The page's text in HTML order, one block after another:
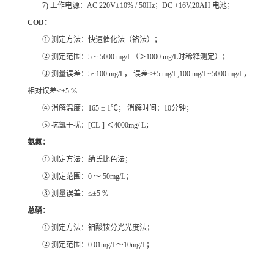
7) 工作电源：AC 220V±10% / 50Hz；DC +16V,20AH 电池；
COD：
① 测定方法：快速催化法（铬法）；
② 测定范围：5 ~ 5000 mg/L（＞1000 mg/L时稀释测定）；
③ 测量误差：5~100 mg/L， 误差≤±5 mg/L;100 mg/L~5000 mg/L，
相对误差≤±5 %
④ 消解温度：165 ± 1℃； 消解时间：10分钟；
⑤ 抗氯干扰：[CL-] ＜4000mg/ L；
氨氮：
① 测定方法：纳氏比色法；
② 测定范围：0 ～ 50mg/L；
③ 测量误差：≤±5 %
总磷：
① 测定方法：钼酸铵分光光度法；
② 测定范围：0.01mg/L～10mg/L；